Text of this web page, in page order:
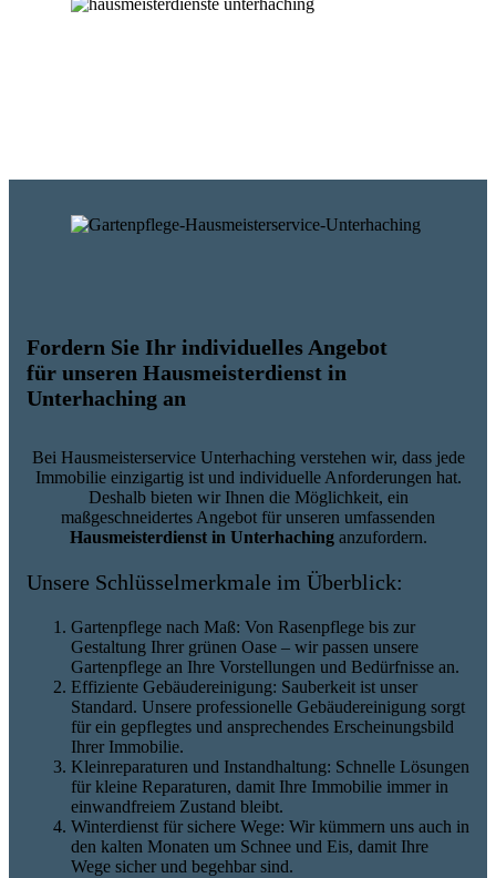
Fordern Sie Ihr individuelles Angebot
für unseren Hausmeisterdienst in
Unterhaching an
Bei Hausmeisterservice Unterhaching verstehen wir, dass jede
Immobilie einzigartig ist und individuelle Anforderungen hat.
Deshalb bieten wir Ihnen die Möglichkeit, ein
maßgeschneidertes Angebot für unseren umfassenden
Hausmeisterdienst in Unterhachinganzufordern.
Unsere Schlüsselmerkmale im Überblick:
Gartenpflege nach Maß: Von Rasenpflege bis zur
Gestaltung Ihrer grünen Oase – wir passen unsere
Gartenpflege an Ihre Vorstellungen und Bedürfnisse an.
Effiziente Gebäudereinigung: Sauberkeit ist unser
Standard. Unsere professionelle Gebäudereinigung sorgt
für ein gepflegtes und ansprechendes Erscheinungsbild
Ihrer Immobilie.
Kleinreparaturen und Instandhaltung: Schnelle Lösungen
für kleine Reparaturen, damit Ihre Immobilie immer in
einwandfreiem Zustand bleibt.
Winterdienst für sichere Wege: Wir kümmern uns auch in
den kalten Monaten um Schnee und Eis, damit Ihre
Wege sicher und begehbar sind.